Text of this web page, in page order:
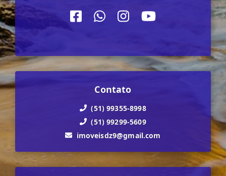
Contato
(51) 99355-8998
(51) 99299-5609
imoveisdz9@gmail.com